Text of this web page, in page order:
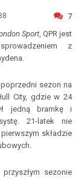
7
Sport, QPR jest
z
poprzedni sezon na
City, gdzie w 24
jedną bramkę i
21-latek nie
składzie
sezonie